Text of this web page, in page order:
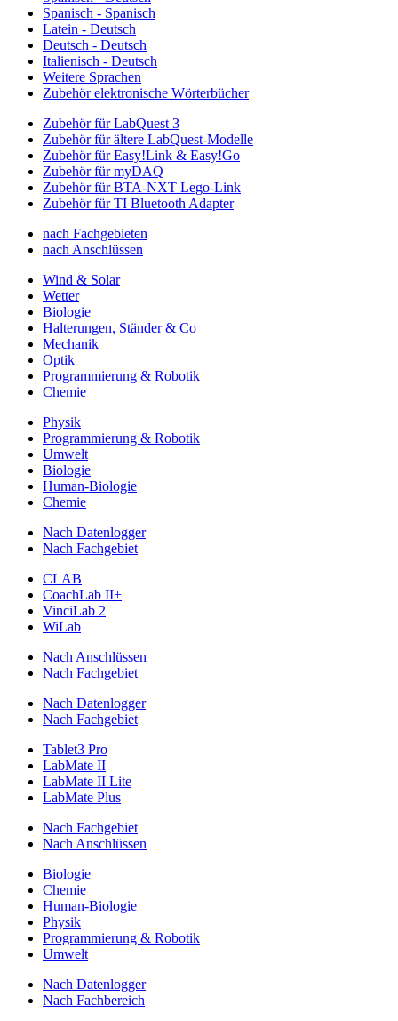
Spanisch - Spanisch
Latein - Deutsch
Deutsch - Deutsch
Italienisch - Deutsch
Weitere Sprachen
Zubehör elektronische Wörterbücher
Zubehör für LabQuest 3
Zubehör für ältere LabQuest-Modelle
Zubehör für Easy!Link & Easy!Go
Zubehör für myDAQ
Zubehör für BTA-NXT Lego-Link
Zubehör für TI Bluetooth Adapter
nach Fachgebieten
nach Anschlüssen
Wind & Solar
Wetter
Biologie
Halterungen, Ständer & Co
Mechanik
Optik
Programmierung & Robotik
Chemie
Physik
Programmierung & Robotik
Umwelt
Biologie
Human-Biologie
Chemie
Nach Datenlogger
Nach Fachgebiet
CLAB
CoachLab II+
VinciLab 2
WiLab
Nach Anschlüssen
Nach Fachgebiet
Nach Datenlogger
Nach Fachgebiet
Tablet3 Pro
LabMate II
LabMate II Lite
LabMate Plus
Nach Fachgebiet
Nach Anschlüssen
Biologie
Chemie
Human-Biologie
Physik
Programmierung & Robotik
Umwelt
Nach Datenlogger
Nach Fachbereich